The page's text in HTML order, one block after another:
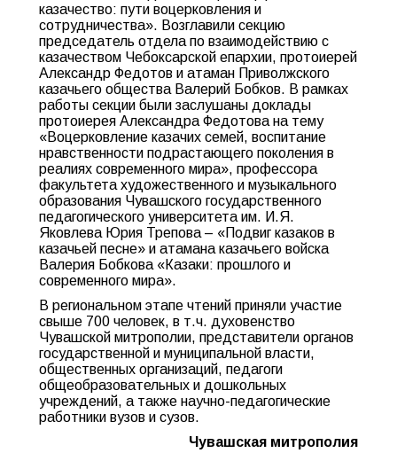
казачество: пути воцерковления и
сотрудничества». Возглавили секцию
председатель отдела по взаимодействию с
казачеством Чебоксарской епархии, протоиерей
Александр Федотов и атаман Приволжского
казачьего общества Валерий Бобков. В рамках
работы секции были заслушаны доклады
протоиерея Александра Федотова на тему
«Воцерковление казачих семей, воспитание
нравственности подрастающего поколения в
реалиях современного мира», профессора
факультета художественного и музыкального
образования Чувашского государственного
педагогического университета им. И.Я.
Яковлева Юрия Трепова – «Подвиг казаков в
казачьей песне» и атамана казачьего войска
Валерия Бобкова «Казаки: прошлого и
современного мира».
В региональном этапе чтений приняли участие
свыше 700 человек, в т.ч. духовенство
Чувашской митрополии, представители органов
государственной и муниципальной власти,
общественных организаций, педагоги
общеобразовательных и дошкольных
учреждений, а также научно-педагогические
работники вузов и сузов.
Чувашская митрополия